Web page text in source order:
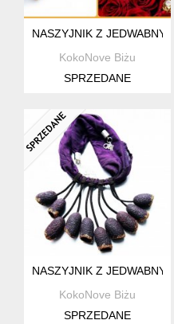
NASZYJNIK Z
KokoNove Biżu
SPRZEDANE
NASZYJNIK Z
KokoNove Biżu
SPRZEDANE